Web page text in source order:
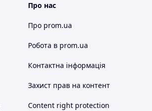
Про нас
Про prom.ua
Робота в prom.ua
Контактна інформація
Захист прав на контент
Content right protection